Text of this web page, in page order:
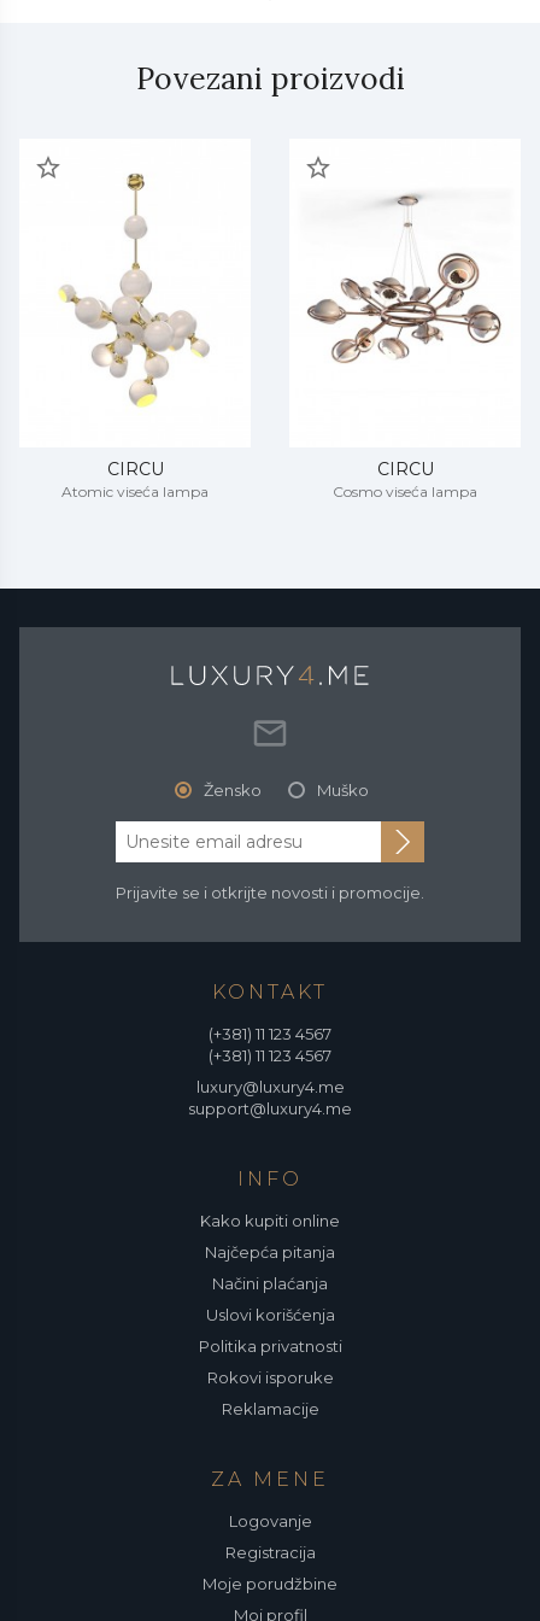
izvrsnog dizajna.Povezani proizvodi
CIRCU
Atomic viseća lampa
CIRCU
Cosmo viseća lampa
KONTAKT
(+381) 11 123 4567
(+381) 11 123 4567
luxury@luxury4.me
support@luxury4.me
INFO
Kako kupiti online
Najčepća pitanja
Načini plaćanja
Uslovi korišćenja
Politika privatnosti
Rokovi isporuke
Reklamacije
Žensko Muško
Prijavite se i otkrijte novosti i promocije.
ZA MENE
Logovanje
Registracija
Moje porudžbine
Moj profil